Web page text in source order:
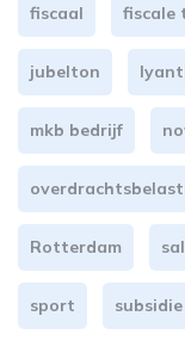
fiscaal fiscale
jubelton
mkb bedrijf
Rotterdam
sport subsidie